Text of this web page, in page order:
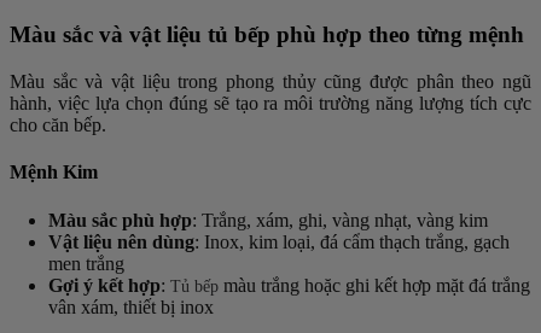
Màu sắc và vật liệu tủ bếp phù hợp theo từng mệnh
Màu sắc và vật liệu trong phong thủy cũng được phân theo ngũ
hành, việc lựa chọn đúng sẽ tạo ra môi trường năng lượng tích cực
cho căn bếp.
Mệnh Kim
Màu sắc phù hợp: Trắng, xám, ghi, vàng nhạt, vàng kim
Vật liệu nên dùng: Inox, kim loại, đá cẩm thạch trắng, gạch
men trắng
Gợi ý kết hợp: Tủ bếp màu trắng hoặc ghi kết hợp mặt đá trắng
vân xám, thiết bị inox